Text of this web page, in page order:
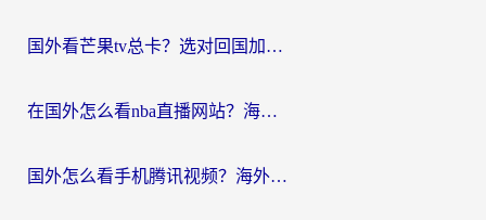
国外看芒果tv总卡？选对回国加速器，轻松追《浪姐》不费劲
在国外怎么看nba直播网站？海外党专属体育观赛指南，告别地区限制！
国外怎么看手机腾讯视频？海外党亲测有效的追剧加速器选择指南